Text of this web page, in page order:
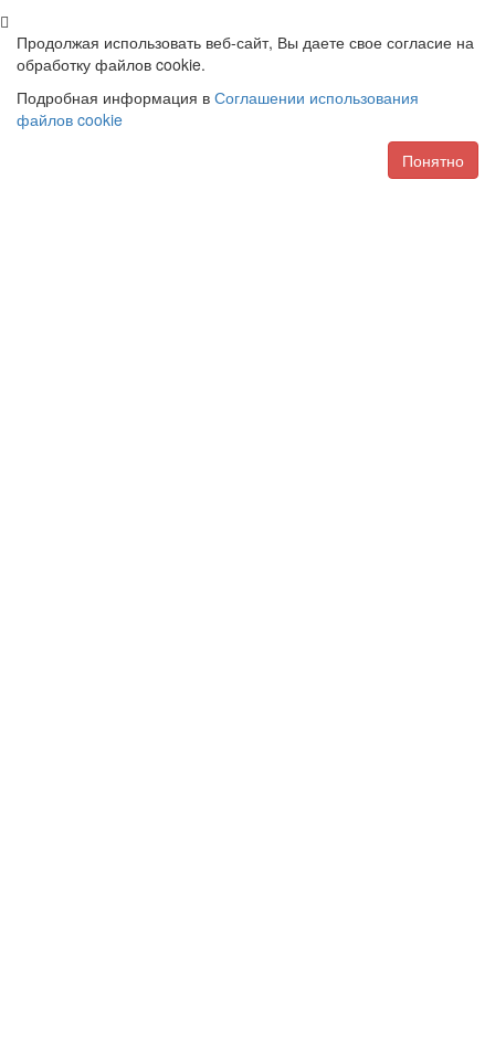
Продолжая использовать веб-сайт, Вы даете свое согласие на
обработку файлов cookie.
Подробная информация в Соглашении использования
файлов cookie
Понятно